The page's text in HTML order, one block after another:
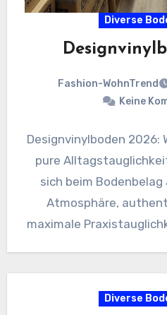
Diverse
Fashion-WohnTrend
Keine
Designvinylboden 2026:
pure
sich beim
Atmosphäre,
maximale
Diverse